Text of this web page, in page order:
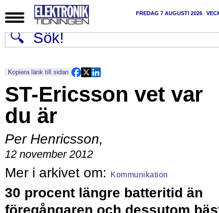
FREDAG 7 AUGUSTI 2026
Kopiera länk till sidan
ST-Ericsson vet var
du är
Per Henricsson,
12 november 2012
Kommunikation
30 procent längre batteritid än
föregångaren och dessutom